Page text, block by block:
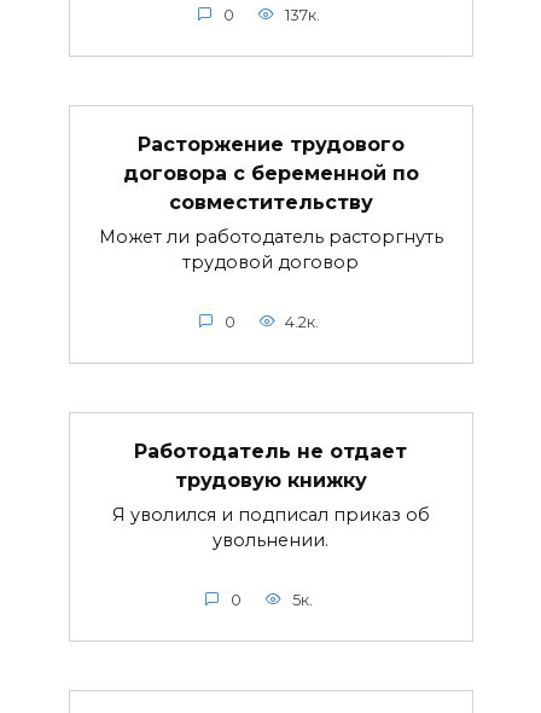
0 137к.
Расторжение трудового
договора с беременной по
совместительству
Может ли работодатель расторгнуть
трудовой договор
0 4.2к.
Работодатель не отдает
трудовую книжку
Я уволился и подписал приказ об
увольнении.
0 5к.